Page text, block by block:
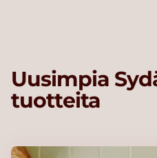
Uusimpia
tuotteita